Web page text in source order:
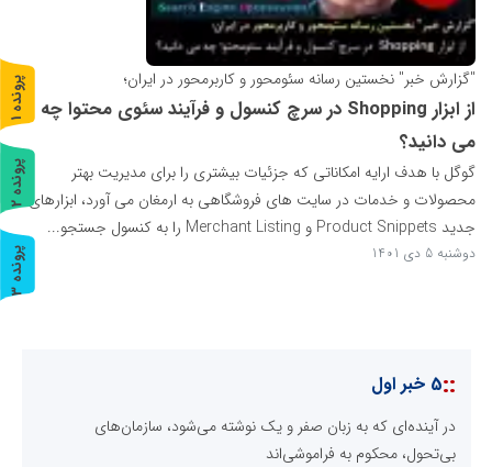
"گزارش خبر" نخستین رسانه سئومحور و کاربرمحور در ایران؛
از ابزار Shopping در سرچ کنسول و فرآیند سئوی محتوا چه
می دانید؟
گوگل با هدف ارایه امکاناتی که جزئیات بیشتری را برای مدیریت بهتر
محصولات و خدمات در سایت های فروشگاهی به ارمغان می آورد، ابزارهای
جدید Product Snippets و Merchant Listing را به کنسول جستجو...
دوشنبه 5 دی 1401
::5 خبر اول
در آینده‌ای که به زبان صفر و یک نوشته می‌شود، سازمان‌های
بی‌تحول، محکوم به فراموشی‌اند
پ
ر
و
ن
د
ه
1
پ
ر
و
ن
د
ه
2
پ
ر
و
ن
د
ه
3